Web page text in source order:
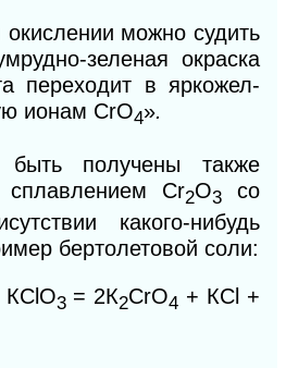
можно судить
зеленая окраска
переходит в яркожел-
ионам СrО4».
получены также
Сr2O3 со
какого-нибудь
бертолетовой соли:
3= 2К2СrO4 + КСl +